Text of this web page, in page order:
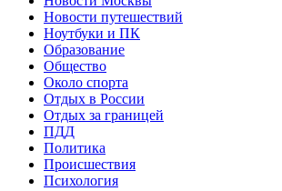
Новости путешествий
Ноутбуки и ПК
Образование
Общество
Около спорта
Отдых в России
Отдых за границей
ПДД
Политика
Происшествия
Психология